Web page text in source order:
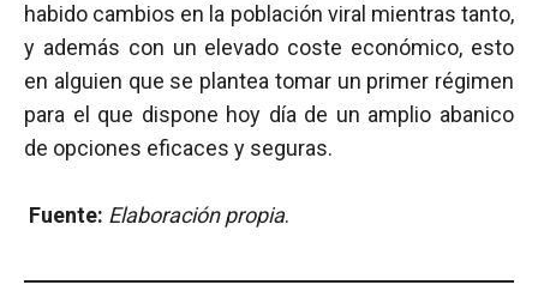
habido cambios en la población viral mientras tanto,
y además con un elevado coste económico, esto
en alguien que se plantea tomar un primer régimen
para el que dispone hoy día de un amplio abanico
de opciones eficaces y seguras.
Fuente: Elaboración propia.